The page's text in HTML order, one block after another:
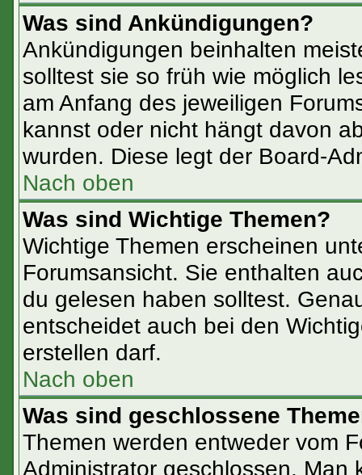
Was sind Ankündigungen?
Ankündigungen beinhalten
solltest sie so früh wie möglich
am Anfang des jeweiligen
kannst oder nicht hängt davon
wurden. Diese legt der Board-
Nach oben
Was sind Wichtige Themen?
Wichtige Themen erscheinen
Forumsansicht. Sie enthalten
du gelesen haben solltest.
entscheidet auch bei den
erstellen darf.
Nach oben
Was sind geschlossene
Themen werden entweder vom
Administrator geschlossen.